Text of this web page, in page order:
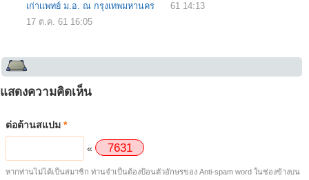
เก่าเเพทย์ ม.อ. ณ กรุงเทพมหานคร
17 ต.ค. 61 16:05
61 14:13
แสดงความคิดเห็น
ต่อต้านสแปม *
« 7631
หากท่านไม่ได้เป็นสมาชิก ท่านจำเป็นต้องป้อนตัวอักษรของ Anti-spam word ในช่องข้างบน